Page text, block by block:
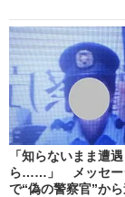
「知らないまま遭
ら……」 メッセー
で“偽の警察官”か